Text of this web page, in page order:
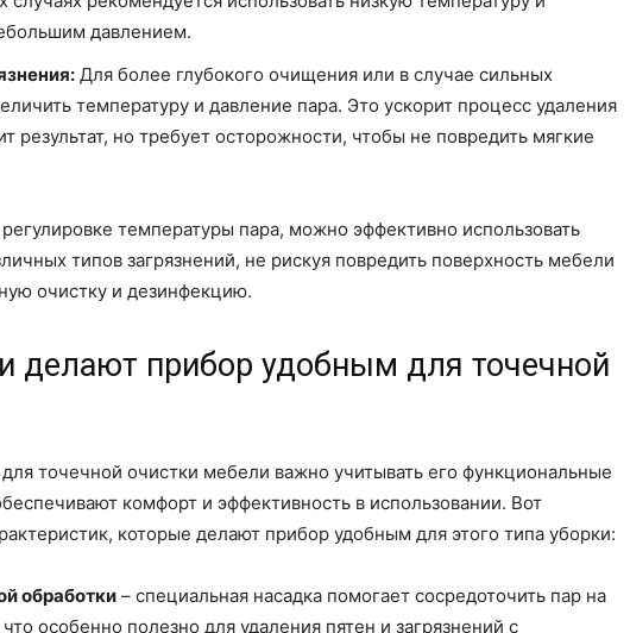
давлением.
Для более глубокого очищения или в случае сильных
температуру и давление пара. Это ускорит процесс удаления
результат, но требует осторожности, чтобы не повредить мягкие
температуры пара, можно эффективно использовать
типов загрязнений, не рискуя повредить поверхность мебели
очистку и дезинфекцию.
делают прибор удобным для точечной
точечной очистки мебели важно учитывать его функциональные
комфорт и эффективность в использовании. Вот
которые делают прибор удобным для этого типа уборки:
обработки – специальная насадка помогает сосредоточить пар на
особенно полезно для удаления пятен и загрязнений с